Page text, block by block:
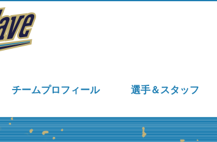
チームプロフィール 選手＆スタッフ